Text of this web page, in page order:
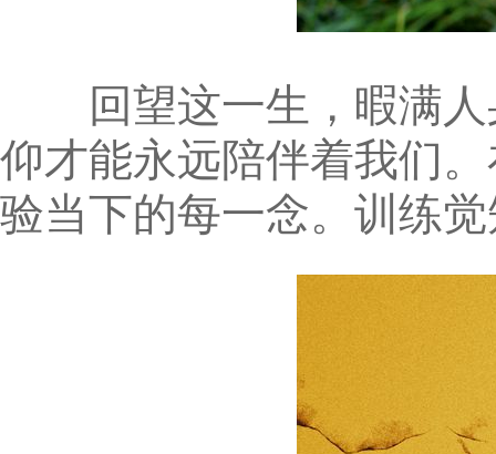
回望这一生，暇满人
仰才能永远陪伴着我们
验当下的每一念。训练